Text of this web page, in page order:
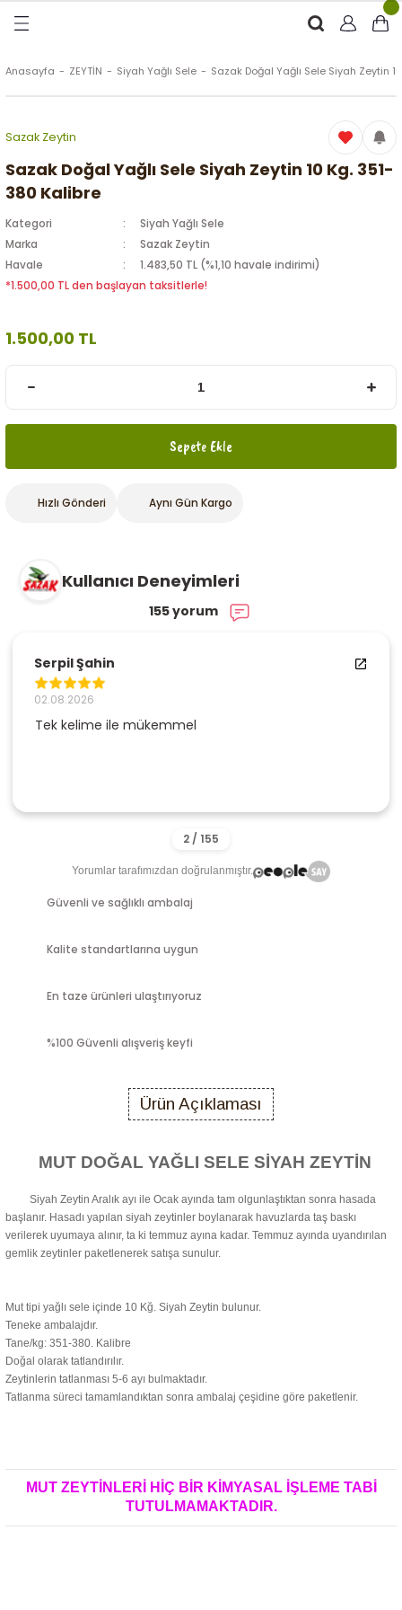
(Zeytinyağlı)
Anasayfa ZEYTİN Siyah Yağlı Sele Sazak Doğal Yağlı Sele Siyah Zeytin
Sazak Zeytin
Sazak Doğal Yağlı Sele Siyah Zeytin 10 Kg. 351-
380 Kalibre
Kategori
Siyah Yağlı Sele
Marka
Sazak Zeytin
Havale
1.483,50 TL (%1,10 havale indirimi)
*1.500,00 TL den başlayan taksitlerle!
1.500,00 TL
Sepete Ekle
Hızlı Gönderi Aynı Gün Kargo
Kullanıcı Deneyimleri
155 yorum
Serpil Şahin
02.08.2026
Tek kelime ile mükemmel
Yorumlar tarafımızdan doğrulanmıştır.
Güvenli ve sağlıklı ambalaj
Kalite standartlarına uygun
En taze ürünleri ulaştırıyoruz
%100 Güvenli alışveriş keyfi
Ürün Açıklaması
MUT DOĞAL YAĞLI SELE SİYAH ZEYTİN
Siyah Zeytin Aralık ayı ile Ocak ayında tam olgunlaştıktan sonra hasada
başlanır. Hasadı yapılan siyah zeytinler boylanarak havuzlarda taş baskı
verilerek uyumaya alınır, ta ki temmuz ayına kadar. Temmuz ayında uyandırılan
gemlik zeytinler paketlenerek satışa sunulur.
Mut tipi yağlı sele içinde 10 Kğ. Siyah Zeytin bulunur.
Teneke ambalajdır.
Tane/kg: 351-380. Kalibre
Doğal olarak tatlandırılır.
Zeytinlerin tatlanması 5-6 ayı bulmaktadır.
Tatlanma süreci tamamlandıktan sonra ambalaj çeşidine göre paketlenir.
MUT ZEYTİNLERİ HİÇ BİR KİMYASAL İŞLEME TABİ
TUTULMAMAKTADIR.